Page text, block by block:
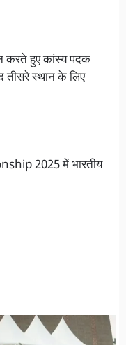
करते हुए कांस्य पदक
तीसरे स्थान के लिए
2025 में भारतीय